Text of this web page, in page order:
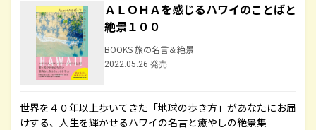
ＡＬＯＨＡを感じるハワイのことばと
絶景１００
BOOKS 旅の名言＆絶景
2022.05.26 発売
世界を４０年以上歩いてきた「地球の歩き方」があなたにお届
けする、人生を輝かせるハワイの名言と癒やしの絶景集